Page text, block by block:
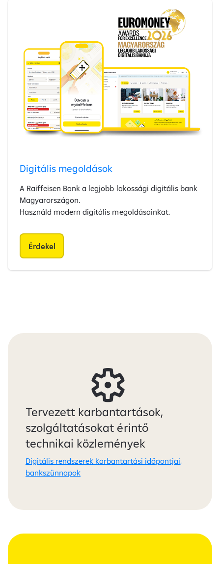
Digitális megoldások
A Raiffeisen Bank a legjobb lakossági digitális bank
Magyarországon.
Használd modern digitális megoldásainkat.
Érdekel
Tervezett karbantartások,
szolgáltatásokat érintő
technikai közlemények
Digitális rendszerek karbantartási időpontjai,
bankszünnapok